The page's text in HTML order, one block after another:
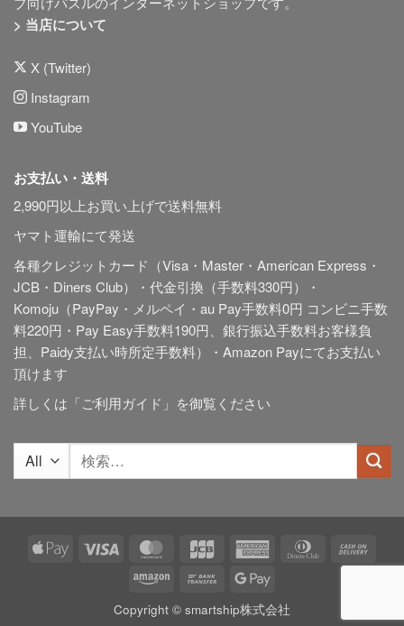
> 当店について
X (Twitter)
Instagram
YouTube
お支払い・送料
2,990円以上お買い上げで送料無料
ヤマト運輸にて発送
各種クレジットカード（Visa・Master・American Express・
JCB・Diners Club）・代金引換（手数料330円）・
Komoju（PayPay・メルペイ・au Pay手数料0円 コンビニ手数
料220円・Pay Easy手数料190円、銀行振込手数料お客様負
担、Paidy支払い時所定手数料）・Amazon Payにてお支払い
頂けます
詳しくは「ご利用ガイド 」を御覧ください
索
Apple
Visa MasterCardJCB
American
Dinners
Club
On
Amazon
Bank
Google
Copyright © smartship株式会社